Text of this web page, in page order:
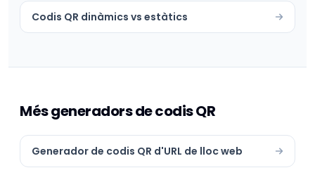
Codis QR dinàmics vs estàtics
Més generadors de codis QR
Generador de codis QR d'URL de lloc web